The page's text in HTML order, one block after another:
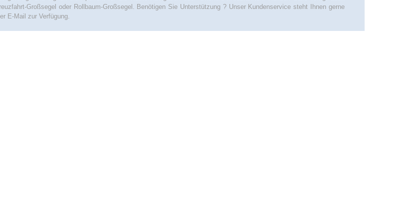
Großsegel oder Rollbaum-Großsegel. Benötigen Sie Unterstützung ? Unser Kundenservice steht Ihnen gerne
E-Mail zur Verfügung.